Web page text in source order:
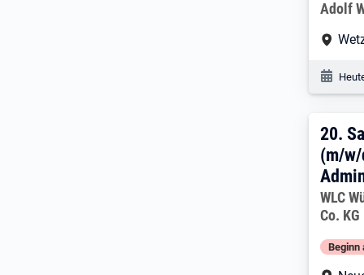
Adolf
20.
20.
(m/
WLC
Co. KG
Beginn